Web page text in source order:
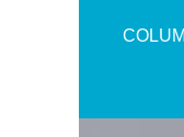
東洋医学（漢方）は術か